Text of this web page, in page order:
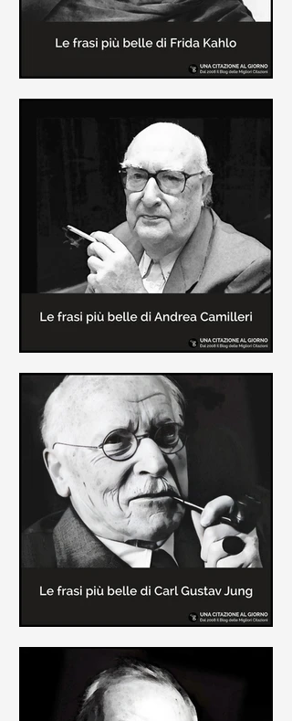
In questa pagina sono raccolte le
frasi più belle di Frida Kahlo
sull'amore e sulla vita.
Le frasi più belle di Andrea
Camilleri
In questa sezione sono raccolte le
frasi più belle di Andrea Camilleri, il
creatore dei libri sulle vicende del
Commissario Montalbano
Le frasi più belle di Carl Gustav
In questa pagina sono raccolte le